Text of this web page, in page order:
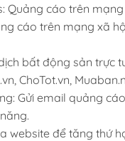
Quảng cáo trên
cáo trên mạng xã
bất động sản trực
ChoTot.vn,
Gửi email quảng
website để tăng thứ